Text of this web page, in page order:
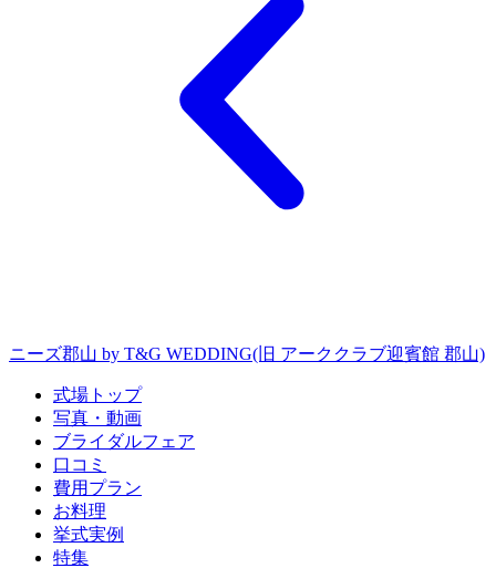
ニーズ郡山 by T&G WEDDING(旧 アーククラブ迎賓館 郡山)
式場トップ
写真・動画
ブライダルフェア
口コミ
費用プラン
お料理
挙式実例
特集